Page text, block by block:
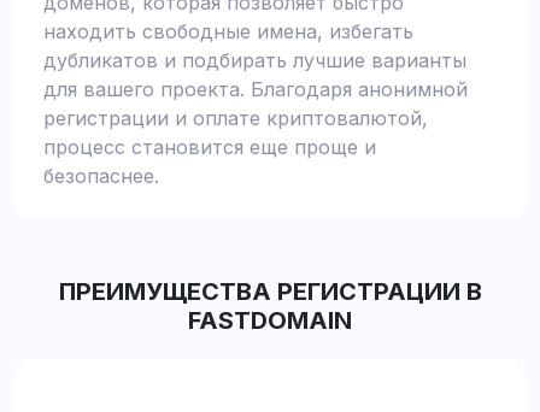
находить свободные имена, избегать
дубликатов и подбирать лучшие варианты
для вашего проекта. Благодаря анонимной
регистрации и оплате криптовалютой,
процесс становится еще проще и
безопаснее.
ПРЕИМУЩЕСТВА РЕГИСТРАЦИИ В
FASTDOMAIN